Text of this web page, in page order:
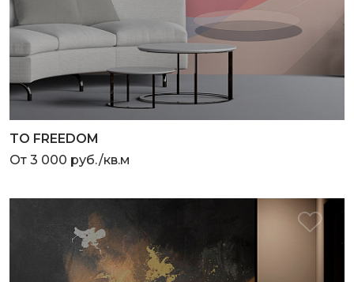
TO FREEDOM
От 3 000 руб./кв.м